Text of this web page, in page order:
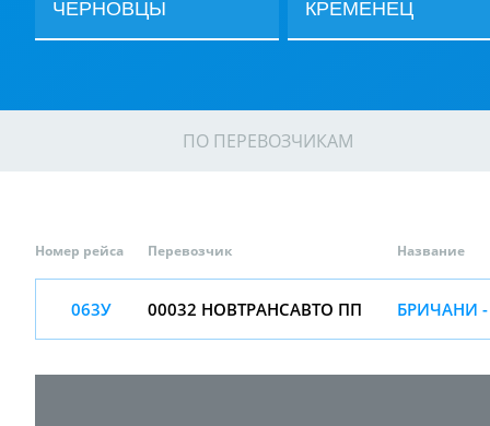
ПО ПЕРЕВОЗЧИКАМ
Номер рейса Перевозчик Название
063У 00032 НОВТРАНСАВТО ПП БРИЧАНИ